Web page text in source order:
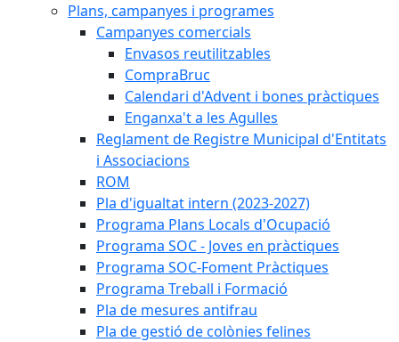
Plans, campanyes i programes
Campanyes comercials
Envasos reutilitzables
CompraBruc
Calendari d'Advent i bones pràctiques
Enganxa't a les Agulles
Reglament de Registre Municipal d'Entitats
i Associacions
ROM
Pla d'igualtat intern (2023-2027)
Programa Plans Locals d'Ocupació
Programa SOC - Joves en pràctiques
Programa SOC-Foment Pràctiques
Programa Treball i Formació
Pla de mesures antifrau
Pla de gestió de colònies felines